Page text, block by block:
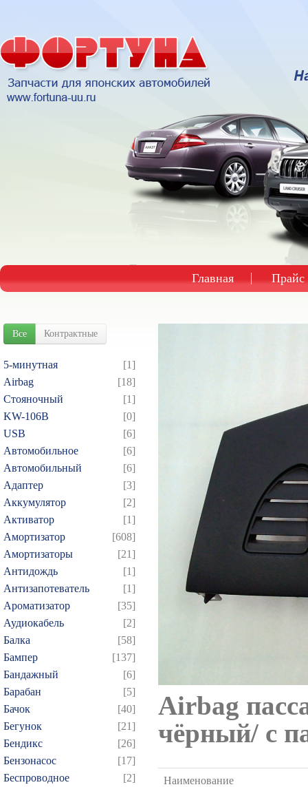
Главная Прайс
Все Контрактные
5-минутная
[1]
Airbag
[18]
Cтояночный
[1]
KW-106B
[0]
USB
[6]
Автомобильное
[6]
Автомобильный
[6]
Адаптер
[3]
Аккумулятор
[2]
Активатор
[1]
Амортизатор
[608]
Амортизаторы
[21]
Антидождь
[1]
Антизапотеватель
[1]
Ароматизатор
[35]
Аудиокабель
[2]
Балка
[58]
Бампер
[137]
Бандажный
[6]
Барабан
[5]
Бачок
[40]
Бегунок
[21]
Бендикс
[26]
Бензонасос
[17]
Беспроводное
[2]
Airbag
чёрный/ с
Наименование